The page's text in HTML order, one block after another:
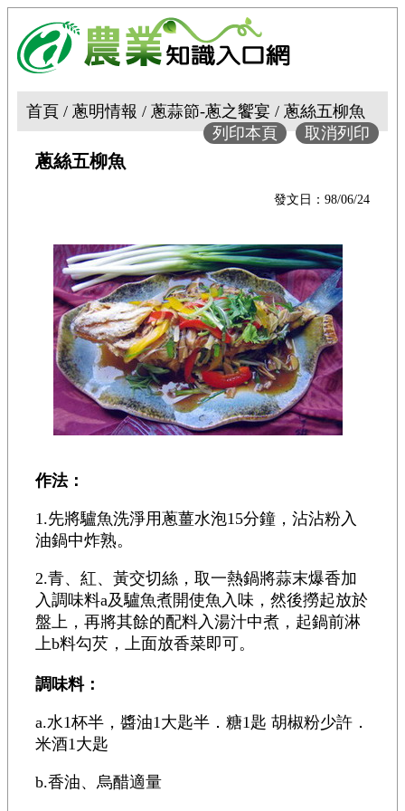
首頁 / 蔥明情報 / 蔥蒜節-蔥之饗宴 / 蔥絲五柳魚
取消列印
列印本頁
蔥絲五柳魚
發文日：98/06/24
作法：
1.先將驢魚洗淨用蔥薑水泡15分鐘，沾沾粉入
油鍋中炸熟。
2.青、紅、黃交切絲，取一熱鍋將蒜末爆香加
入調味料a及驢魚煮開使魚入味，然後撈起放於
盤上，再將其餘的配料入湯汁中煮，起鍋前淋
上b料勾芡，上面放香菜即可。
調味料：
a.水1杯半，醬油1大匙半．糖1匙 胡椒粉少許．
米酒1大匙
b.香油、烏醋適量